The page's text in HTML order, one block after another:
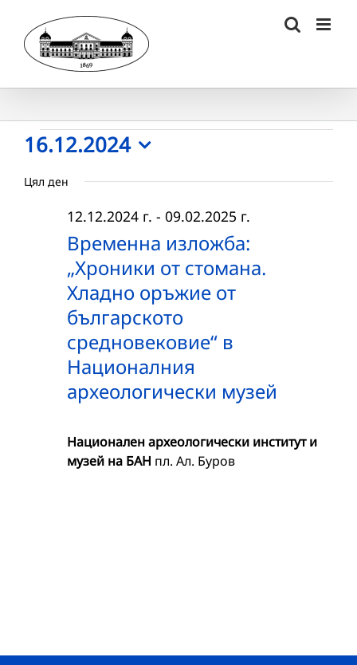
content
Събития
for
16.12.2024
16.12.2024
date.
Цял ден
Временна изложба:
„Хроники от стомана.
Хладно оръжие от
българското
средновековие“ в
Националния
археологически музей
12.12.2024 г. - 09.02.2025 г.
Национален археологически институт и
музей на БАН пл. Ал. Буров